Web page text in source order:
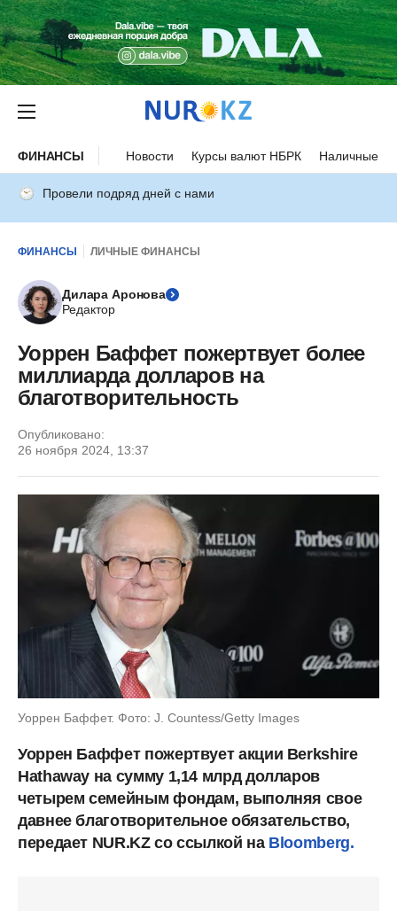
ФИНАНСЫ Новости Курсы валют НБРК Наличные
Провели подряд дней с нами
ФИНАНСЫ ЛИЧНЫЕ ФИНАНСЫ
Дилара Аронова
Редактор
Уоррен Баффет пожертвует более
миллиарда долларов на
благотворительность
Опубликовано:
26 ноября 2024, 13:37
Уоррен Баффет. Фото: J. Countess/Getty Images
Уоррен Баффет пожертвует акции Berkshire
Hathaway на сумму 1,14 млрд долларов
четырем семейным фондам, выполняя свое
давнее благотворительное обязательство,
передает NUR.KZ со ссылкой на Bloomberg.